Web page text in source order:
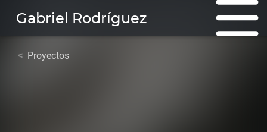
Gabriel Rodríguez
Proyectos